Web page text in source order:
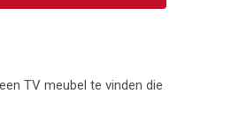
TV meubel te vinden die